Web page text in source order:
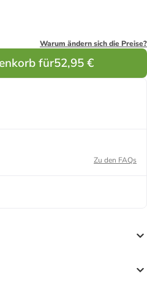
Warum ändern sich die Preise?
für52,95 €
Zu den FAQs